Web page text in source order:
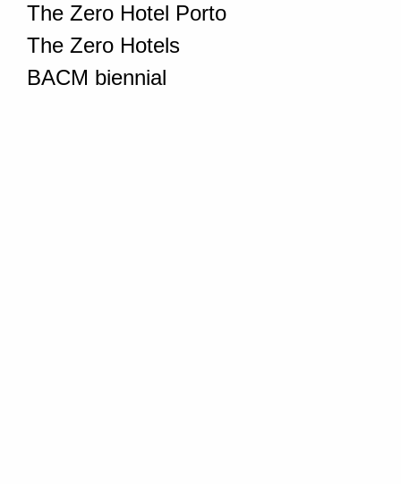
The Zero Hotel Porto
The Zero Hotels
BACM biennial